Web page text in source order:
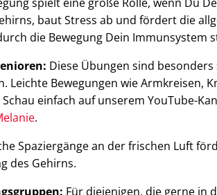
baut Stress ab und fördert die
die Bewegung Dein Immunsystem
Diese Übungen sind
Leichte Bewegungen wie Armkreisen,
einfach auf unserem YouTube-
.
Spaziergänge an der frischen Luft
des Gehirns.
Für diejenigen, die gerne in